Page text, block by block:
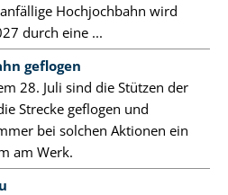
Hochjochbahn wird
durch eine ...
geflogen
28. Juli sind die Stützen der
Strecke geflogen und
bei solchen Aktionen ein
am Werk.